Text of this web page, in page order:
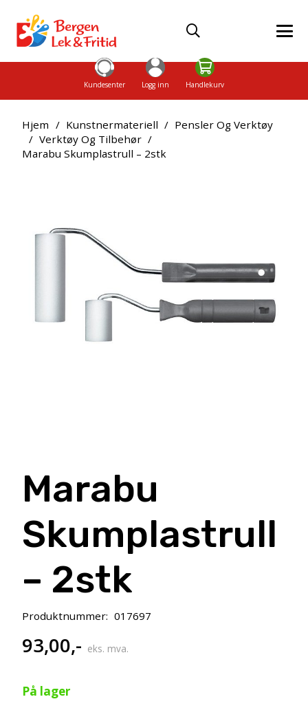
Kundesenter Logg inn Handlekurv
Hjem / Kunstnermateriell / Pensler Og Verktøy
/ Verktøy Og Tilbehør /
Marabu Skumplastrull – 2stk
Marabu
Skumplastrull
– 2stk
Produktnummer: 017697
93,00,- eks. mva.
På lager